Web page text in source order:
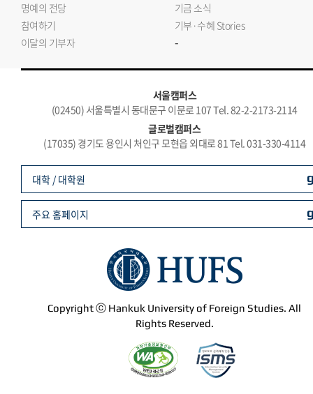
명예의 전당
기금 소식
참여하기
기부·수혜 Stories
이달의 기부자
-
서울캠퍼스
(02450) 서울특별시 동대문구 이문로 107 Tel. 82-2-2173-2114
글로벌캠퍼스
(17035) 경기도 용인시 처인구 모현읍 외대로 81 Tel. 031-330-4114
Copyright ⓒ Hankuk University of Foreign Studies. All
Rights Reserved.
대학 / 대학원
주요 홈페이지